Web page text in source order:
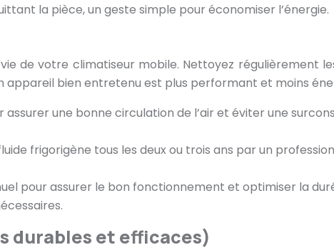
la pièce, un geste simple pour économiser l’énergie.
de votre climatiseur mobile. Nettoyez régulièrement
appareil bien entretenu est plus performant et moins
une bonne circulation de l’air et éviter une
frigorigène tous les deux ou trois ans par un
pour assurer le bon fonctionnement et optimiser la
durables et efficaces)